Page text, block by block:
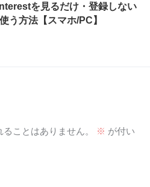
を見るだけ・登録しない
う方法【スマホ/PC】
ことはありません。 ※ が付い